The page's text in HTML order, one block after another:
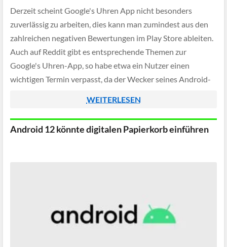
Derzeit scheint Google's Uhren App nicht besonders
zuverlässig zu arbeiten, dies kann man zumindest aus den
zahlreichen negativen Bewertungen im Play Store ableiten.
Auch auf Reddit gibt es entsprechende Themen zur
Google's Uhren-App, so habe etwa ein Nutzer einen
wichtigen Termin verpasst, da der Wecker seines Android-
WEITERLESEN
Android 12 könnte digitalen Papierkorb einführen